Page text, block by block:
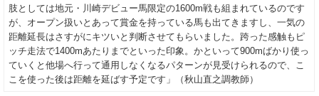
肢としては地元・川崎デビュー馬限定の1600m戦も組まれているのです
が、オープン扱いとあって賞金を持っている馬も出てきますし、一気の
距離延長はさすがにキツいと判断させてもらいました。跨った感触もピ
ッチ走法で1400mあたりまでといった印象。かといって900mばかり使っ
ていくと他場へ行って通用しなくなるパターンが見受けられるので、こ
こを使った後は距離を延ばす予定です」（秋山直之調教師）